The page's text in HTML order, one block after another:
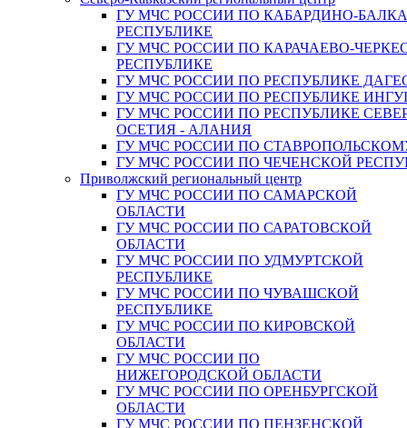
ГУ МЧС РОССИИ ПО КАБАРДИНО-
РЕСПУБЛИКЕ
ГУ МЧС РОССИИ ПО КАРАЧАЕВО-
РЕСПУБЛИКЕ
ГУ МЧС РОССИИ ПО РЕСПУБЛИКЕ
ГУ МЧС РОССИИ ПО РЕСПУБЛИКЕ
ГУ МЧС РОССИИ ПО РЕСПУБЛИКЕ
ОСЕТИЯ - АЛАНИЯ
ГУ МЧС РОССИИ ПО
ГУ МЧС РОССИИ ПО ЧЕЧЕНСКОЙ
Приволжский региональный центр
ГУ МЧС РОССИИ ПО САМАРСКОЙ
ОБЛАСТИ
ГУ МЧС РОССИИ ПО САРАТОВСКОЙ
ОБЛАСТИ
ГУ МЧС РОССИИ ПО УДМУРТСКОЙ
РЕСПУБЛИКЕ
ГУ МЧС РОССИИ ПО ЧУВАШСКОЙ
РЕСПУБЛИКЕ
ГУ МЧС РОССИИ ПО КИРОВСКОЙ
ОБЛАСТИ
ГУ МЧС РОССИИ ПО
НИЖЕГОРОДСКОЙ ОБЛАСТИ
ГУ МЧС РОССИИ ПО ОРЕНБУРГСКОЙ
ОБЛАСТИ
ГУ МЧС РОССИИ ПО ПЕНЗЕНСКОЙ